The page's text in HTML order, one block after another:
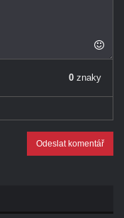
0 znaky
Odeslat komentář